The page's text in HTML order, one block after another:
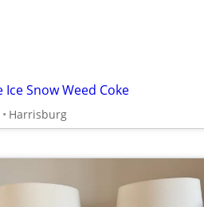
Ice Snow Weed Coke
Harrisburg